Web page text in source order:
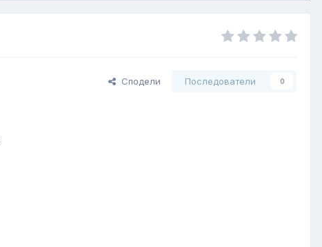
Сподели Последователи 0